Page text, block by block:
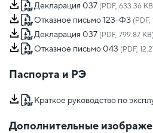
Декларация 037 (PDF, 633.36
Отказное письмо 123-ФЗ (PDF,
Декларация 037 (PDF, 799.87 KB)
Отказное письмо 043 (PDF,
Паспорта и РЭ
Краткое руководство по
Дополнительные